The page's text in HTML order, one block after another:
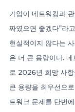
Member of Russell
A global network of
services firms
기업이 네트워킹과
짜였으면 좋겠다”라
현실적이지 않다는
은 더 큰 용량이다.
로 2026년 희망 사
큰 용량을 최우선으
트워크 문제를 단번